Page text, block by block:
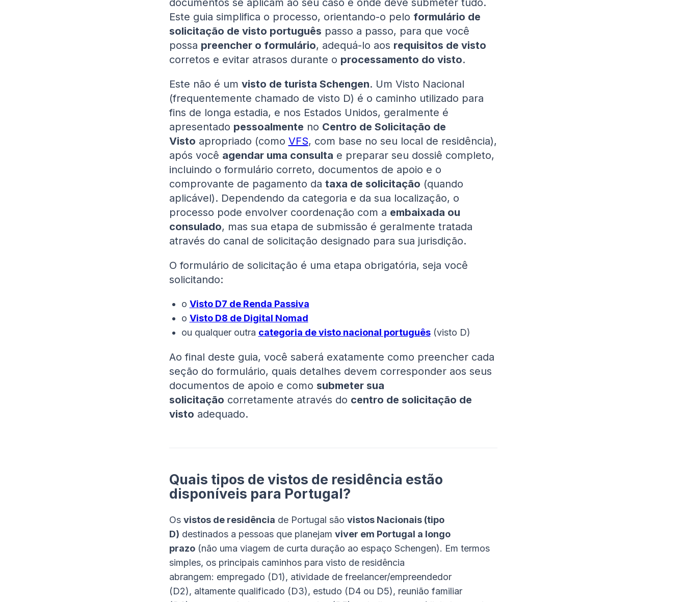
documentos se aplicam ao seu caso e onde deve submeter tudo.
Este guia simplifica o processo, orientando-o pelo formulário de
solicitação de visto português passo a passo, para que você
possa preencher o formulário, adequá-lo aos requisitos de visto
corretos e evitar atrasos durante o processamento do visto.
Este não é um visto de turista Schengen. Um Visto Nacional
(frequentemente chamado de visto D) é o caminho utilizado para
fins de longa estadia, e nos Estados Unidos, geralmente é
apresentado pessoalmente no Centro de Solicitação de
Visto apropriado (como VFS, com base no seu local de residência),
após você agendar uma consulta e preparar seu dossiê completo,
incluindo o formulário correto, documentos de apoio e o
comprovante de pagamento da taxa de solicitação (quando
aplicável). Dependendo da categoria e da sua localização, o
processo pode envolver coordenação com a embaixada ou
consulado, mas sua etapa de submissão é geralmente tratada
através do canal de solicitação designado para sua jurisdição.
O formulário de solicitação é uma etapa obrigatória, seja você
solicitando:
o Visto D7 de Renda Passiva
o Visto D8 de Digital Nomad
ou qualquer outra categoria de visto nacional português(visto D)
Ao final deste guia, você saberá exatamente como preencher cada
seção do formulário, quais detalhes devem corresponder aos seus
documentos de apoio e como submeter sua
solicitação corretamente através do centro de solicitação de
visto adequado.
Quais tipos de vistos de residência estão
disponíveis para Portugal?
Os vistos de residência de Portugal são vistos Nacionais (tipo
D) destinados a pessoas que planejam viver em Portugal a longo
prazo(não uma viagem de curta duração ao espaço Schengen). Em termos
simples, os principais caminhos para visto de residência
abrangem: empregado (D1), atividade de freelancer/empreendedor
(D2), altamente qualificado (D3), estudo (D4 ou D5), reunião familiar